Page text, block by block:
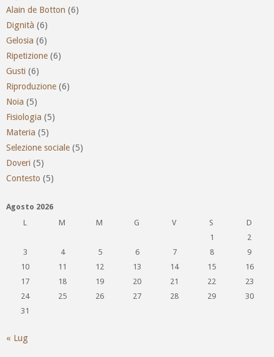
Alain de Botton (6)
Dignità (6)
Gelosia (6)
Ripetizione (6)
Gusti (6)
Riproduzione (6)
Noia (5)
Fisiologia (5)
Materia (5)
Selezione sociale (5)
Doveri (5)
Contesto (5)
Agosto 2026
L
M M G V S
D
1
2
3
4 5 6 7 8
9
10
11 12 13 14 15
16
17
18 19 20 21 22
23
24
25 26 27 28 29
30
31
« Lug